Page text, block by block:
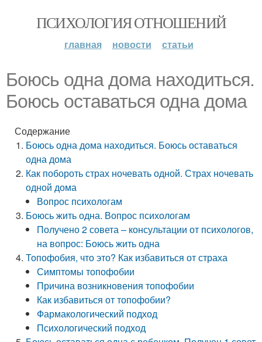
ПСИХОЛОГИЯ ОТНОШЕНИЙ
главная новости статьи
Боюсь одна дома находиться.
Боюсь оставаться одна дома
Содержание
Боюсь одна дома находиться. Боюсь оставаться
одна дома
Как побороть страх ночевать одной. Страх ночевать
одной дома
Вопрос психологам
Боюсь жить одна. Вопрос психологам
Получено 2 совета – консультации от психологов,
на вопрос: Боюсь жить одна
Топофобия, что это? Как избавиться от страха
Симптомы топофобии
Причина возникновения топофобии
Как избавиться от топофобии?
Фармакологический подход
Психологический подход